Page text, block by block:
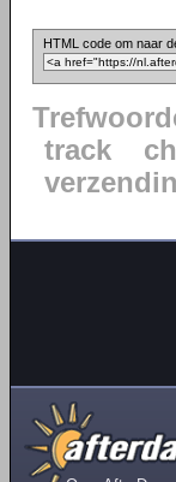
HTML code om naar
track